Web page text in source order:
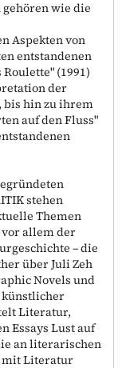
wie die
Aspekten von
entstandenen
(1991)
der
bis hin zu ihrem
auf den Fluss"
stehen
Themen
allem der
– die
über Juli Zeh
Novels und
Literatur,
Essays Lust auf
an literarischen
mit Literatur